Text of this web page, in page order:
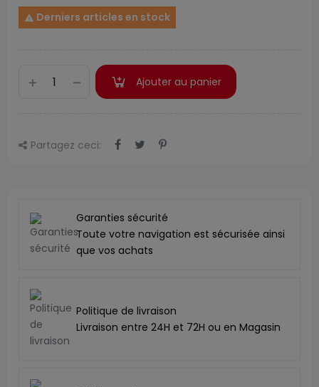
 Derniers articles en stock
Ajouter au panier
Partagez ceci:
Garanties sécurité
Toute votre navigation est sécurisée ainsi
que vos achats
Politique de livraison
Livraison entre 24H et 72H ou en Magasin